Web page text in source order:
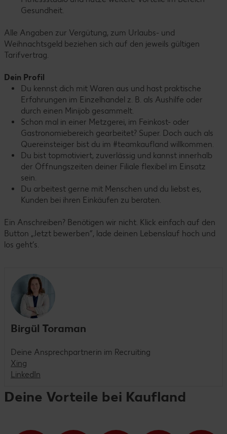
Gesundheit.
Alle Angaben zur Vergütung, zum Urlaubs- und
Weihnachtsgeld beziehen sich auf den jeweils gültigen
Tarifvertrag.
Dein Profil
Du kennst dich mit Waren aus und hast praktische
Erfahrungen im Einzelhandel z. B. als Aushilfe oder
durch einen Minijob gesammelt.
Schon mal in einer Metzgerei, im Feinkost- oder
Gastronomiebereich gearbeitet? Super. Doch auch als
Quereinsteiger bist du im #teamkaufland willkommen.
Du bist topmotiviert, zuverlässig und kannst innerhalb
der Öffnungszeiten deiner Filiale flexibel im Einsatz
sein.
Du arbeitest gerne mit Menschen und du liebst es,
Kunden bei ihren Einkäufen zu beraten.
Ein Anschreiben? Benötigen wir nicht. Klick einfach auf den
Button „Jetzt bewerben“, lade deinen Lebenslauf hoch und
los geht’s.
Birgül Toraman
Deine Ansprechpartnerin im Recruiting
Xing
LinkedIn
Deine Vorteile bei Kaufland